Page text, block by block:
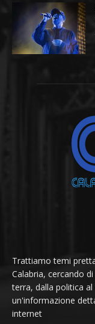
Trattiamo temi
Calabria, cercando
terra, dalla politica
un'informazione
internet